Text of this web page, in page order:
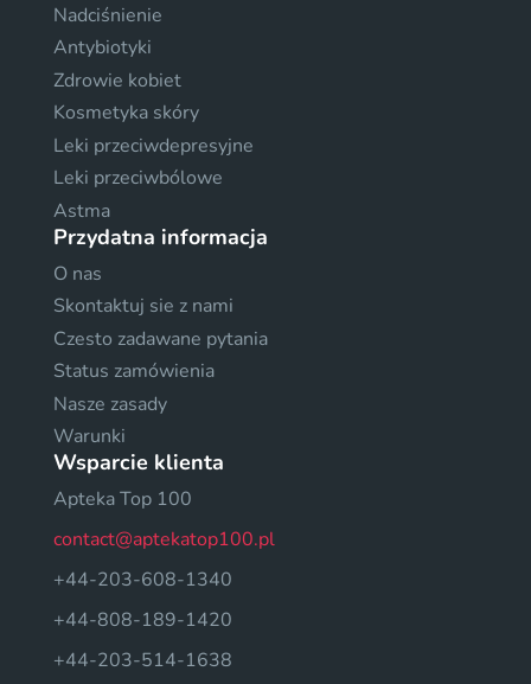
Nadciśnienie
Antybiotyki
Zdrowie kobiet
Kosmetyka skóry
Leki przeciwdepresyjne
Leki przeciwbólowe
Astma
Przydatna informacja
O nas
Skontaktuj sie z nami
Czesto zadawane pytania
Status zamówienia
Nasze zasady
Warunki
Wsparcie klienta
Apteka Top 100
contact@aptekatop100.pl
+44-203-608-1340
+44-808-189-1420
+44-203-514-1638